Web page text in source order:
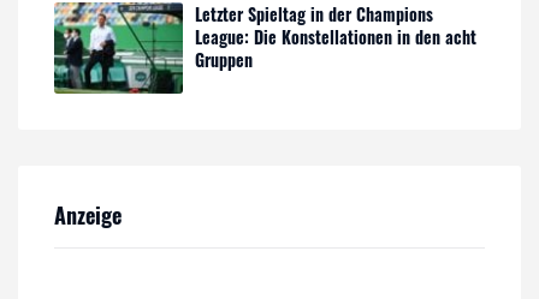
Letzter Spieltag in der Champions
League: Die Konstellationen in den acht
Gruppen
Anzeige